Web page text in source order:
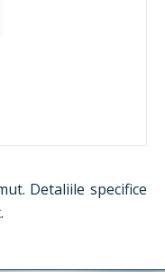
Detaliile specifice